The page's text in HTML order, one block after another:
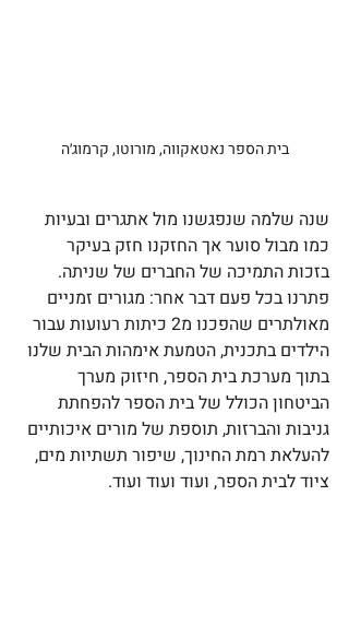
בית הספר נאטאקווה, מורוטו, קרמוג׳ה
שנה שלמה שנפגשנו מול אתגרים ובעיות
כמו מבול סוער אך החזקנו חזק בעיקר
בזכות התמיכה של החברים של שניתה.
פתרנו בכל פעם דבר אחר: מגורים זמניים
מאולתרים שהפכנו מ2 כיתות רעועות עבור
הילדים בתכנית, הטמעת אימהות הבית שלנו
בתוך מערכת בית הספר, חיזוק מערך
הביטחון הכולל של בית הספר להפחתת
גניבות והברזות, תוספת של מורים איכותיים
להעלאת רמת החינוך, שיפור תשתיות מים,
ציוד לבית הספר, ועוד ועוד ועוד.